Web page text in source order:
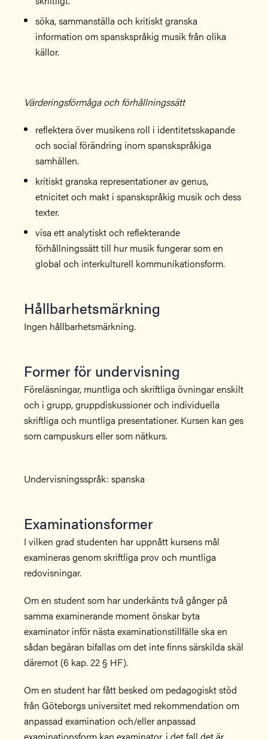
söka, sammanställa och kritiskt granska
information om spanskspråkig musik från olika
källor.
Värderingsförmåga och förhållningssätt
reflektera över musikens roll i identitetsskapande
och social förändring inom spanskspråkiga
samhällen.
kritiskt granska representationer av genus,
etnicitet och makt i spanskspråkig musik och dess
texter.
visa ett analytiskt och reflekterande
förhållningssätt till hur musik fungerar som en
global och interkulturell kommunikationsform.
Hållbarhetsmärkning
Ingen hållbarhetsmärkning.
Former för undervisning
Föreläsningar, muntliga och skriftliga övningar enskilt
och i grupp, gruppdiskussioner och individuella
skriftliga och muntliga presentationer. Kursen kan ges
som campuskurs eller som nätkurs.
Undervisningsspråk: spanska
Examinationsformer
I vilken grad studenten har uppnått kursens mål
examineras genom skriftliga prov och muntliga
redovisningar.
Om en student som har underkänts två gånger på
samma examinerande moment önskar byta
examinator inför nästa examinationstillfälle ska en
sådan begäran bifallas om det inte finns särskilda skäl
däremot (6 kap. 22 § HF).
Om en student har fått besked om pedagogiskt stöd
från Göteborgs universitet med rekommendation om
anpassad examination och/eller anpassad